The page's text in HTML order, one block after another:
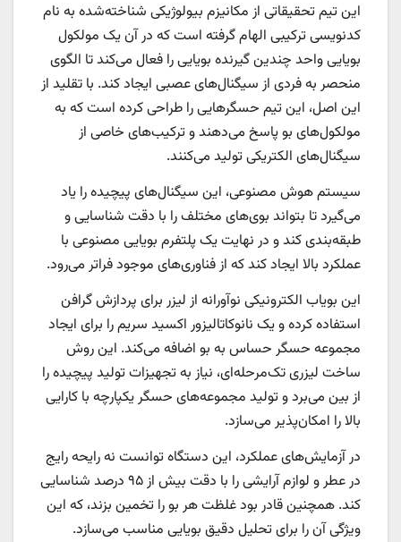
این تیم تحقیقاتی از مکانیزم بیولوژیکی شناخته‌شده به نام
کدنویسی ترکیبی الهام گرفته است که در آن یک مولکول
بویایی واحد چندین گیرنده بویایی را فعال می‌کند تا الگوی
منحصر به فردی از سیگنال‌های عصبی ایجاد کند. با تقلید از
این اصل، این تیم حسگرهایی را طراحی کرده است که به
مولکول‌های بو پاسخ می‌دهند و ترکیب‌های خاصی از
سیگنال‌های الکتریکی تولید می‌کنند.
سیستم هوش مصنوعی، این سیگنال‌های پیچیده را یاد
می‌گیرد تا بتواند بوی‌های مختلف را با دقت شناسایی و
طبقه‌بندی کند و در نهایت یک پلتفرم بویایی مصنوعی با
عملکرد بالا ایجاد کند که از فناوری‌های موجود فراتر می‌رود.
این بویاب الکترونیکی نوآورانه از لیزر برای پردازش گرافن
استفاده کرده و یک نانوکاتالیزور اکسید سریم را برای ایجاد
مجموعه حسگر حساس به بو اضافه می‌کند. این روش
ساخت لیزری تک‌مرحله‌ای، نیاز به تجهیزات تولید پیچیده را
از بین می‌برد و تولید مجموعه‌های حسگر یکپارچه با کارایی
بالا را امکان‌پذیر می‌سازد.
در آزمایش‌های عملکرد، این دستگاه توانست نه رایحه رایج
در عطر و لوازم آرایشی را با دقت بیش از ۹۵ درصد شناسایی
کند. همچنین قادر بود غلظت هر بو را تخمین بزند، که این
ویژگی آن را برای تحلیل دقیق بویایی مناسب می‌سازد.